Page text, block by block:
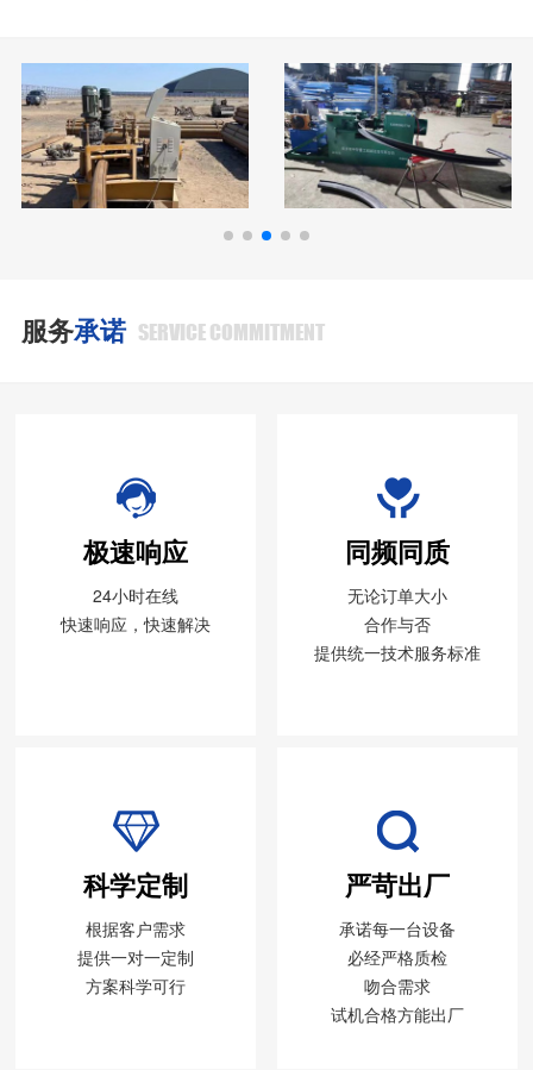
服务承诺 SERVICE COMMITMENT
极速响应
24小时在线
快速响应，快速解决
同频同质
无论订单大小
合作与否
提供统一技术服务标准
科学定制
根据客户需求
提供一对一定制
方案科学可行
严苛出厂
承诺每一台设备
必经严格质检
吻合需求
试机合格方能出厂